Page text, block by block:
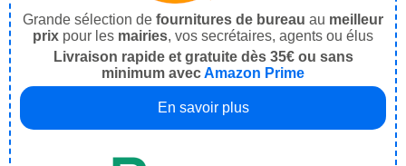
Grande sélection de fournitures de bureau au meilleur
prix pour les mairies, vos secrétaires, agents ou élus
Livraison rapide et gratuite dès 35€ ou sans
minimum avecAmazon Prime
En savoir plus